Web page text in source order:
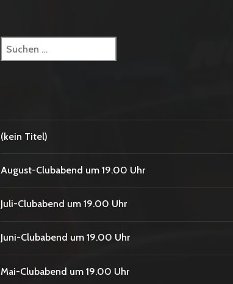
Suchen
nach:
(kein Titel)
August-Clubabend um 19.00 Uhr
Juli-Clubabend um 19.00 Uhr
Juni-Clubabend um 19.00 Uhr
Mai-Clubabend um 19.00 Uhr